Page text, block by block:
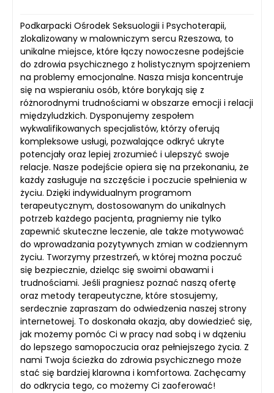
Podkarpacki Ośrodek Seksuologii i Psychoterapii,
zlokalizowany w malowniczym sercu Rzeszowa, to
unikalne miejsce, które łączy nowoczesne podejście
do zdrowia psychicznego z holistycznym spojrzeniem
na problemy emocjonalne. Nasza misja koncentruje
się na wspieraniu osób, które borykają się z
różnorodnymi trudnościami w obszarze emocji i relacji
międzyludzkich. Dysponujemy zespołem
wykwalifikowanych specjalistów, którzy oferują
kompleksowe usługi, pozwalające odkryć ukryte
potencjały oraz lepiej zrozumieć i ulepszyć swoje
relacje. Nasze podejście opiera się na przekonaniu, że
każdy zasługuje na szczęście i poczucie spełnienia w
życiu. Dzięki indywidualnym programom
terapeutycznym, dostosowanym do unikalnych
potrzeb każdego pacjenta, pragniemy nie tylko
zapewnić skuteczne leczenie, ale także motywować
do wprowadzania pozytywnych zmian w codziennym
życiu. Tworzymy przestrzeń, w której można poczuć
się bezpiecznie, dzieląc się swoimi obawami i
trudnościami. Jeśli pragniesz poznać naszą ofertę
oraz metody terapeutyczne, które stosujemy,
serdecznie zapraszam do odwiedzenia naszej strony
internetowej. To doskonała okazja, aby dowiedzieć się,
jak możemy pomóc Ci w pracy nad sobą i w dążeniu
do lepszego samopoczucia oraz pełniejszego życia. Z
nami Twoja ścieżka do zdrowia psychicznego może
stać się bardziej klarowna i komfortowa. Zachęcamy
do odkrycia tego, co możemy Ci zaoferować!